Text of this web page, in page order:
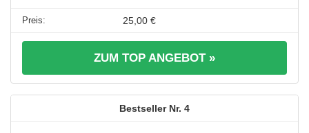
25,00 €
ZUM TOP ANGEBOT »
4